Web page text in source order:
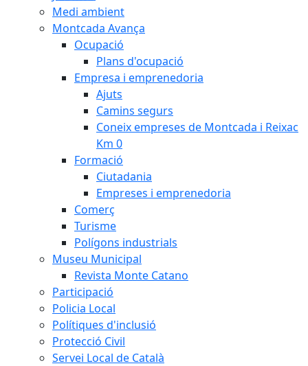
Medi ambient
Montcada Avança
Ocupació
Plans d'ocupació
Empresa i emprenedoria
Ajuts
Camins segurs
Coneix empreses de Montcada i Reixac
Km 0
Formació
Ciutadania
Empreses i emprenedoria
Comerç
Turisme
Polígons industrials
Museu Municipal
Revista Monte Catano
Participació
Policia Local
Polítiques d'inclusió
Protecció Civil
Servei Local de Català